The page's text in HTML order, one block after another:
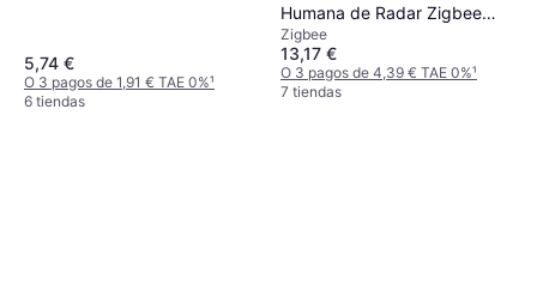
5,74 €
O 3 pagos de 1,91 € TAE 0%¹
6 tiendas
Humana de Radar Zigbee
Inteligente
Zigbee
13,17 €
O 3 pagos de 4,39 € TAE 0%¹
7 tiendas